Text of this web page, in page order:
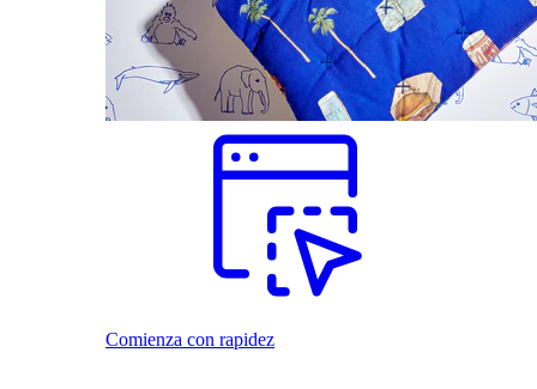
Comienza con rapidez